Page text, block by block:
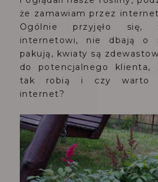
że zamawiam przez
Ogólnie przyjęło się,
internetowi, nie dbają o
pakują, kwiaty są
do potencjalnego klienta,
tak robią i czy warto
internet?